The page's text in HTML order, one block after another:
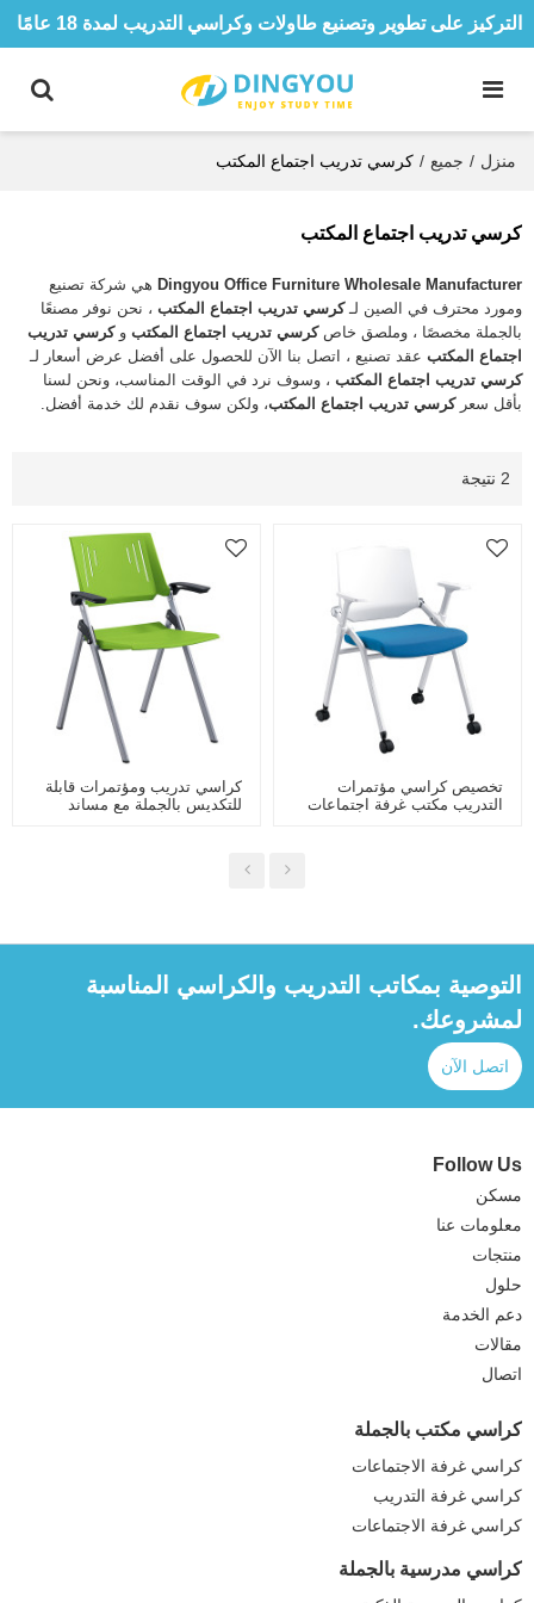
التركيز على تطوير وتصنيع طاولات وكراسي التدريب لمدة 18 عامًا
منزل / جميع / كرسي تدريب اجتماع المكتب
كرسي تدريب اجتماع المكتب
Dingyou Office Furniture Wholesale Manufacturer هي شركة تصنيع
ومورد محترف في الصين لـكرسي تدريب اجتماع المكتب ، نحن نوفر مصنعًا
بالجملة مخصصًا ، وملصق خاصكرسي تدريب اجتماع المكتب وكرسي تدريب
اجتماع المكتب عقد تصنيع ، اتصل بنا الآن للحصول على أفضل عرض أسعار لـ
كرسي تدريب اجتماع المكتب ، وسوف نرد في الوقت المناسب، ونحن لسنا
بأقل سعركرسي تدريب اجتماع المكتب، ولكن سوف نقدم لك خدمة أفضل.
2 نتيجة
تخصيص كراسي مؤتمرات
التدريب مكتب غرفة اجتماعات
كراسي تدريب ومؤتمرات قابلة
للتكديس بالجملة مع مساند
التوصية بمكاتب التدريب والكراسي المناسبة
لمشروعك.
اتصل الآن
Follow Us
مسكن
معلومات عنا
منتجات
حلول
دعم الخدمة
مقالات
اتصال
كراسي مكتب بالجملة
كراسي غرفة الاجتماعات
كراسي غرفة التدريب
كراسي غرفة الاجتماعات
كراسي مدرسية بالجملة